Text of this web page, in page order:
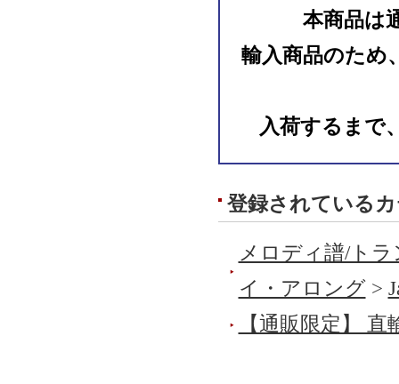
本商品は
輸入商品のため
入荷するまで
登録されている
メロディ譜/ト
イ・アロング>
【通販限定】 直